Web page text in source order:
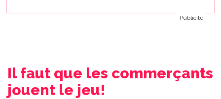
Publicité
Il faut que les commerçants
jouent le jeu!